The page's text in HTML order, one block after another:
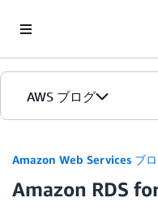
AWS ブログ
カテゴリ
Amazon Web Services ブ
Amazon RDS